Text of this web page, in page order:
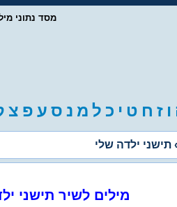
- מסד נתוני
ו ז ח ט י כ ל מ נ ס ע פ צ
תישני ילדה שלי
מילים לשיר תישני